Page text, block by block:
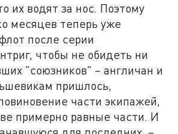
их водят за нос. Поэтому
месяцев теперь уже
после серии
чтобы не обидеть ни
"союзников" – англичан и
пришлось,
части экипажей,
примерно равные части. И